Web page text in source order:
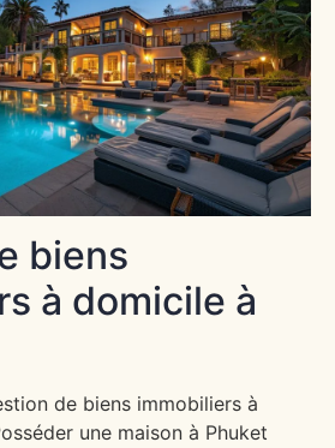
biens
à domicile à
de biens immobiliers à
une maison à Phuket